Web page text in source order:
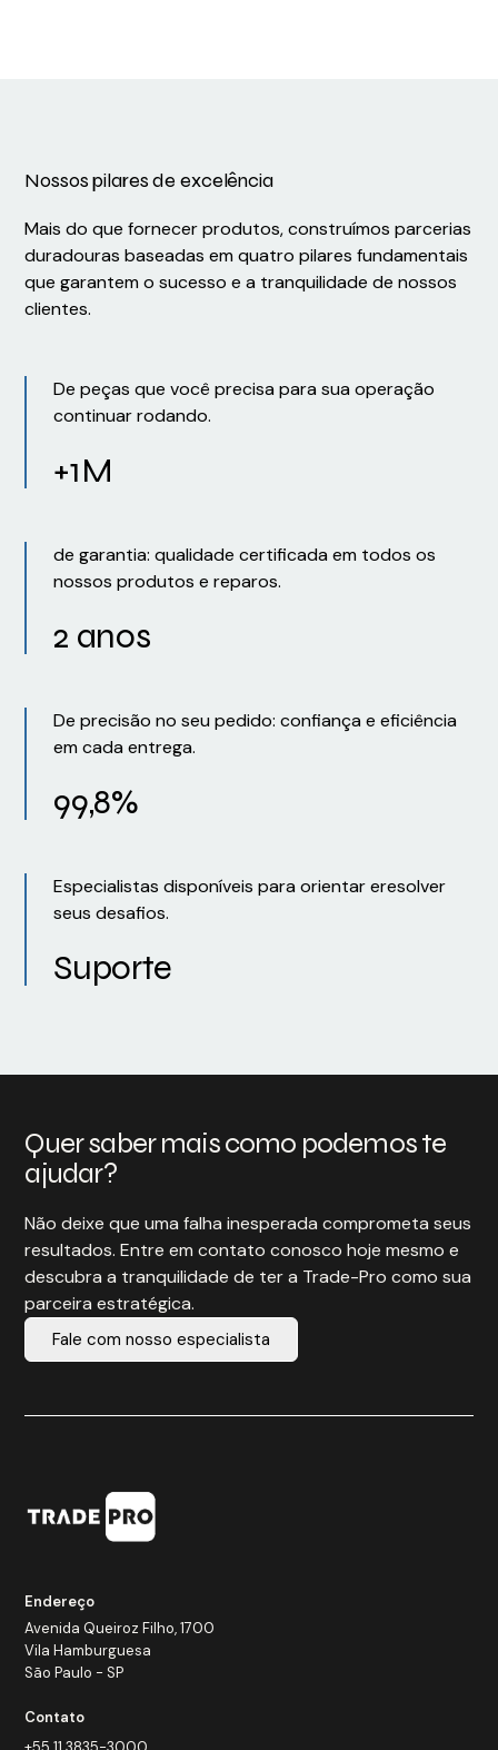
Nossos pilares de excelência
Mais do que fornecer produtos, construímos parcerias
duradouras baseadas em quatro pilares fundamentais
que garantem o sucesso e a tranquilidade de nossos
clientes.
De peças que você precisa para sua operação
continuar rodando.
+1M
de garantia: qualidade certificada em todos os
nossos produtos e reparos.
2 anos
De precisão no seu pedido: confiança e eficiência
em cada entrega.
99,8%
Especialistas disponíveis para orientar eresolver
seus desafios.
Suporte
Quer saber mais como podemos te
ajudar?
Não deixe que uma falha inesperada comprometa seus
resultados. Entre em contato conosco hoje mesmo e
descubra a tranquilidade de ter a Trade-Pro como sua
parceira estratégica.
Fale com nosso especialista
Endereço
Avenida Queiroz Filho, 1700
Vila Hamburguesa
São Paulo - SP
Contato